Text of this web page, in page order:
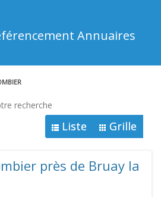
Annuaires
recherche
Liste Grille
près de Bruay la